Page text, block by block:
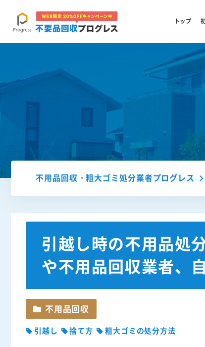
トップ
不用品回収・粗大ゴミ処分業者プログレス
引越し時の不用品処
や不用品回収業者、
不用品回収
引越し 捨て方 粗大ゴミの処分方法